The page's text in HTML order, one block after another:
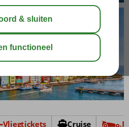
Vliegtickets Cruise